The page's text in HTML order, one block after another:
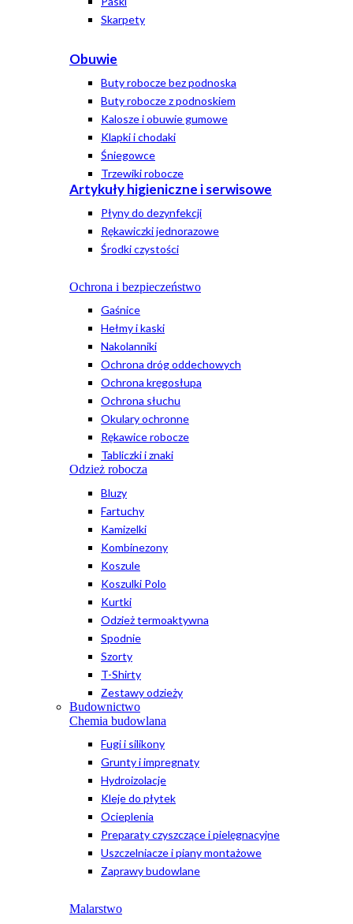
Skarpety
Obuwie
Buty robocze bez podnoska
Buty robocze z podnoskiem
Kalosze i obuwie gumowe
Klapki i chodaki
Śniegowce
Trzewiki robocze
Artykuły higieniczne i serwisowe
Płyny do dezynfekcji
Rękawiczki jednorazowe
Środki czystości
Ochrona i bezpieczeństwo
Gaśnice
Hełmy i kaski
Nakolanniki
Ochrona dróg oddechowych
Ochrona kręgosłupa
Ochrona słuchu
Okulary ochronne
Rękawice robocze
Tabliczki i znaki
Odzież robocza
Bluzy
Fartuchy
Kamizelki
Kombinezony
Koszule
Koszulki Polo
Kurtki
Odzież termoaktywna
Spodnie
Szorty
T-Shirty
Zestawy odzieży
Budownictwo
Chemia budowlana
Fugi i silikony
Grunty i impregnaty
Hydroizolacje
Kleje do płytek
Ocieplenia
Preparaty czyszczące i pielęgnacyjne
Uszczelniacze i piany montażowe
Zaprawy budowlane
Malarstwo